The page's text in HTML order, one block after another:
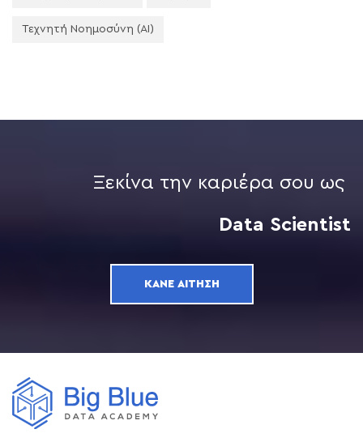
Τεχνητή Νοημοσύνη (AI)
Ξεκίνα την καριέρα σου ως
Data Scientist
ΚΆΝΕ ΑΊΤΗΣΗ